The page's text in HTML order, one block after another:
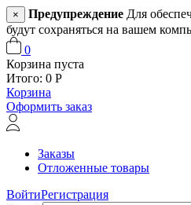
× Предупреждение Для
будут сохраняться на вашем
0
Корзина пуста
Итого: 0 Р
Корзина
Оформить заказ
Заказы
Отложенные товары
ВойтиРегистрация